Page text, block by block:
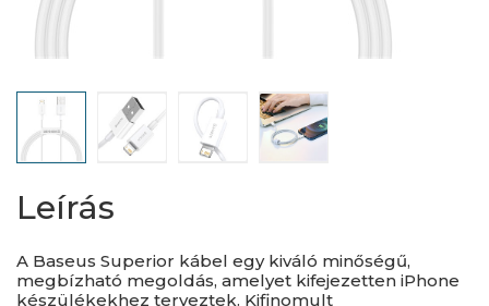
Leírás
A Baseus Superior kábel egy kiváló minőségű,
megbízható megoldás, amelyet kifejezetten iPhone
készülékekhez terveztek. Kifinomult